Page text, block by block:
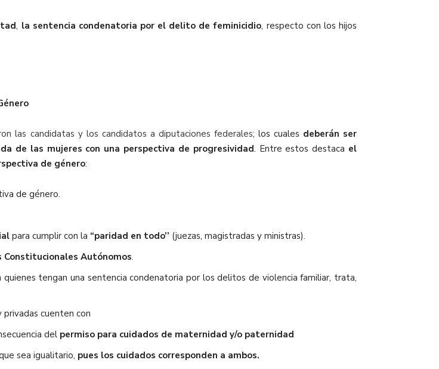
, la sentencia condenatoria por el delito de feminicidio, respecto con los hijos
las candidatas y los candidatos a diputaciones federales; los cuales deberán ser
de las mujeres con una perspectiva de progresividad. Entre estos destaca el
de género:
de género.
para cumplir con la “paridad en todo’’ (juezas, magistradas y ministras).
Constitucionales Autónomos.
quienes tengan una sentencia condenatoria por los delitos de violencia familiar, trata,
cuenten con
del permiso para cuidados de maternidad y/o paternidad
sea igualitario, pues los cuidados corresponden a ambos.